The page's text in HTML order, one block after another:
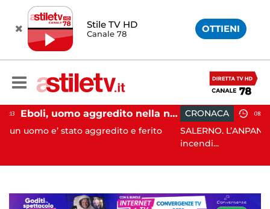
Stile TV HD
Canale 78 OTTIENI
Eboli, uomo aggredito nella notte: indagini in corso
aggredito e ferito
CRONACA 08:09
SALERNO. L’ANPANA OFFICIAL ODV ha